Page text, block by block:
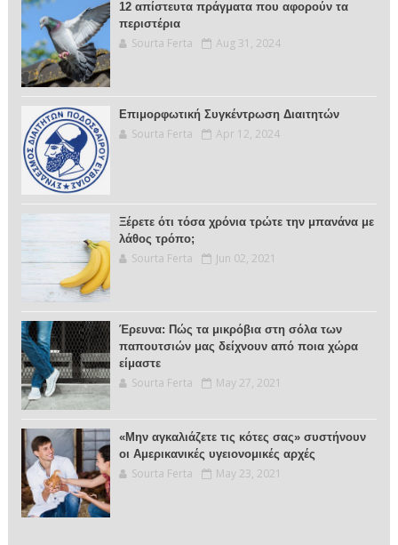
12 απίστευτα πράγματα που αφορούν τα
περιστέρια
Sourta Ferta Aug 31, 2024
Επιμορφωτική Συγκέντρωση Διαιτητών
Sourta Ferta Apr 12, 2024
Ξέρετε ότι τόσα χρόνια τρώτε την μπανάνα με
λάθος τρόπο;
Sourta Ferta Jun 02, 2021
Έρευνα: Πώς τα μικρόβια στη σόλα των
παπουτσιών μας δείχνουν από ποια χώρα
είμαστε
Sourta Ferta May 27, 2021
«Μην αγκαλιάζετε τις κότες σας» συστήνουν
οι Αμερικανικές υγειονομικές αρχές
Sourta Ferta May 23, 2021